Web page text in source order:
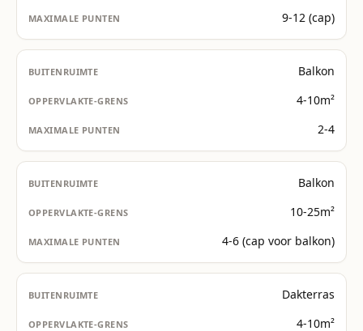
9-12 (cap)
Balkon
4-10m²
2-4
Balkon
10-25m²
4-6 (cap voor balkon)
Dakterras
4-10m²